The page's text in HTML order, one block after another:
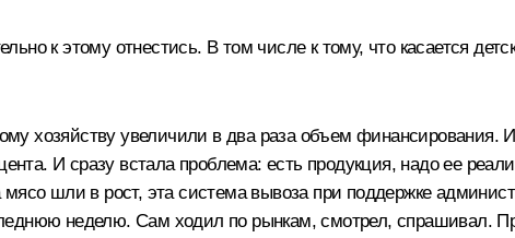
к этому отнестись. В том числе к тому, что касается
хозяйству увеличили в два раза объем финансирования.
И сразу встала проблема: есть продукция, надо ее
шли в рост, эта система вывоза при поддержке
неделю. Сам ходил по рынкам, смотрел, спрашивал.